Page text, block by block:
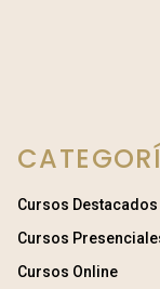
Cursos Destacados
Cursos
Cursos Online